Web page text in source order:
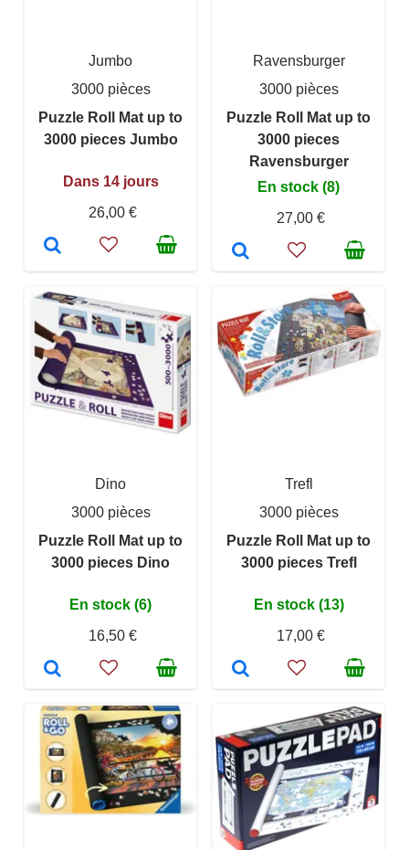
Jumbo
3000 pièces
Puzzle Roll Mat up to
3000 pieces Jumbo
Dans 14 jours
26,00 €
Ravensburger
3000 pièces
Puzzle Roll Mat up to
3000 pieces
Ravensburger
En stock (8)
27,00 €
Dino
3000 pièces
Puzzle Roll Mat up to
3000 pieces Dino
En stock (6)
16,50 €
Trefl
3000 pièces
Puzzle Roll Mat up to
3000 pieces Trefl
En stock (13)
17,00 €